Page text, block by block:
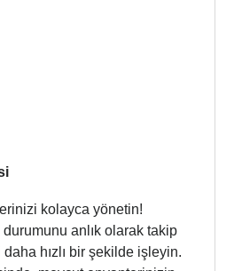
kolayca yönetin!
anlık olarak takip
hızlı bir şekilde işleyin.